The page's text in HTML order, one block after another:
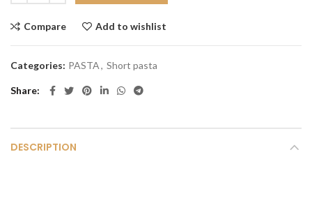
Compare Add to wishlist
Categories: PASTA, Short pasta
Share
DESCRIPTION